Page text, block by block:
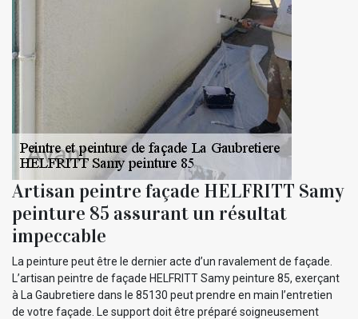
Artisan peintre façade HELFRITT Samy
peinture 85 assurant un résultat
impeccable
La peinture peut être le dernier acte d’un ravalement de façade.
L’artisan peintre de façade HELFRITT Samy peinture 85, exerçant
à La Gaubretiere dans le 85130 peut prendre en main l’entretien
de votre façade. Le support doit être préparé soigneusement